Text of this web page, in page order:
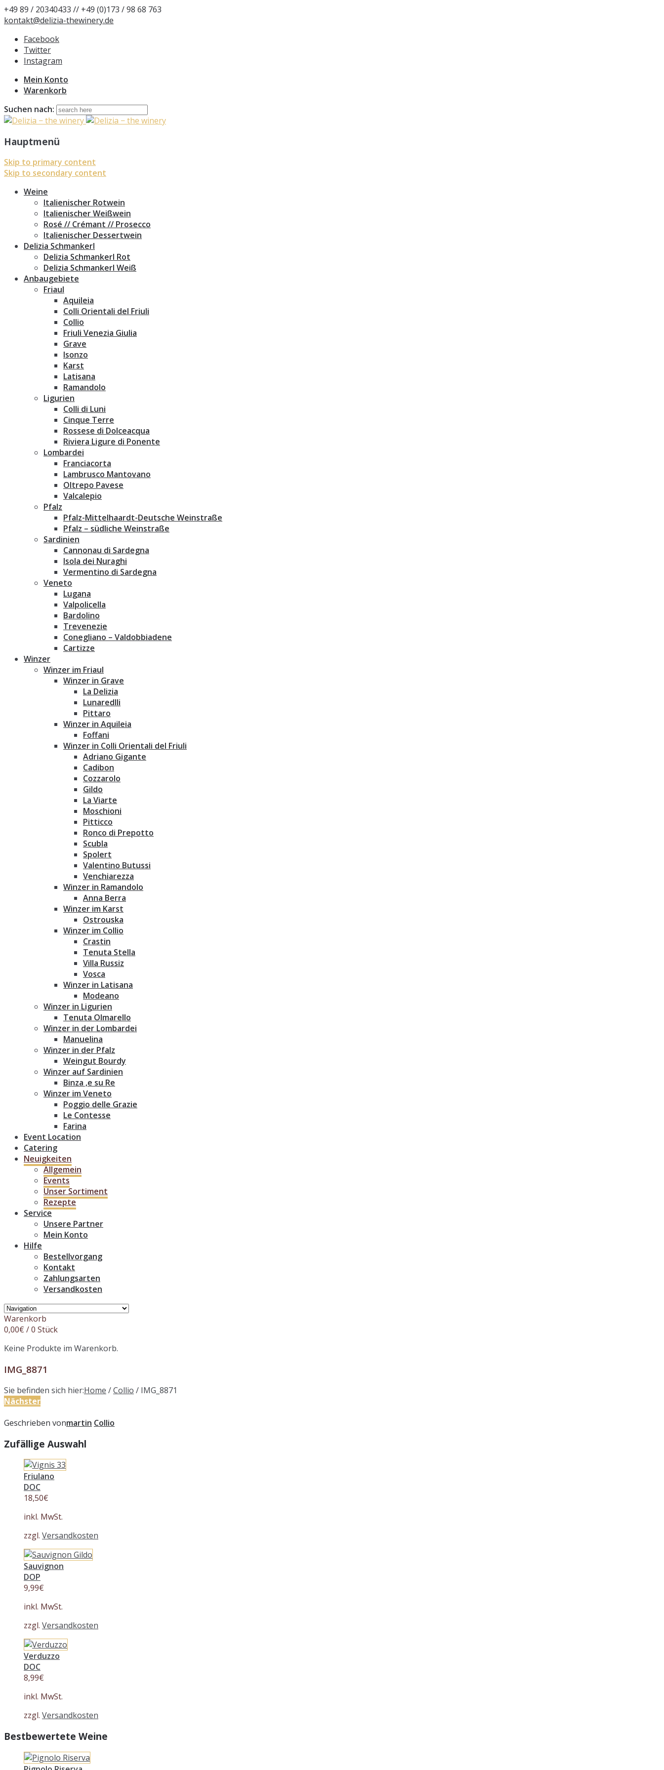
+49 89 / 20340433 // +49 (0)173 / 98 68 763
kontakt@delizia-thewinery.de
Facebook
Twitter
Instagram
Mein Konto
Warenkorb
Suchen nach:
Hauptmenü
Skip to primary content
Skip to secondary content
Weine
Italienischer Rotwein
Italienischer Weißwein
Rosé // Crémant // Prosecco
Italienischer Dessertwein
Delizia Schmankerl
Delizia Schmankerl Rot
Delizia Schmankerl Weiß
Anbaugebiete
Friaul
Aquileia
Colli Orientali del Friuli
Collio
Friuli Venezia Giulia
Grave
Isonzo
Karst
Latisana
Ramandolo
Ligurien
Colli di Luni
Cinque Terre
Rossese di Dolceacqua
Riviera Ligure di Ponente
Lombardei
Franciacorta
Lambrusco Mantovano
Oltrepo Pavese
Valcalepio
Pfalz
Pfalz-Mittelhaardt-Deutsche Weinstraße
Pfalz – südliche Weinstraße
Sardinien
Cannonau di Sardegna
Isola dei Nuraghi
Vermentino di Sardegna
Veneto
Lugana
Valpolicella
Bardolino
Trevenezie
Conegliano – Valdobbiadene
Cartizze
Winzer
Winzer im Friaul
Winzer in Grave
La Delizia
Lunaredlli
Pittaro
Winzer in Aquileia
Foffani
Winzer in Colli Orientali del Friuli
Adriano Gigante
Cadibon
Cozzarolo
Gildo
La Viarte
Moschioni
Pitticco
Ronco di Prepotto
Scubla
Spolert
Valentino Butussi
Venchiarezza
Winzer in Ramandolo
Anna Berra
Winzer im Karst
Ostrouska
Winzer im Collio
Crastin
Tenuta Stella
Villa Russiz
Vosca
Winzer in Latisana
Modeano
Winzer in Ligurien
Tenuta Olmarello
Winzer in der Lombardei
Manuelina
Winzer in der Pfalz
Weingut Bourdy
Winzer auf Sardinien
Binza ‚e su Re
Winzer im Veneto
Poggio delle Grazie
Le Contesse
Farina
Event Location
Catering
Neuigkeiten
Allgemein
Events
Unser Sortiment
Rezepte
Service
Unsere Partner
Mein Konto
Hilfe
Bestellvorgang
Kontakt
Zahlungsarten
Versandkosten
Warenkorb
0,00€ / 0 Stück
Keine Produkte im Warenkorb.
IMG_8871
Sie befinden sich hier:Home /Collio / IMG_8871
Nächster
Geschrieben vonmartin Collio
Zufällige Auswahl
Friulano
DOC
18,50€
inkl. MwSt.
zzgl. Versandkosten
Sauvignon
DOP
9,99€
inkl. MwSt.
zzgl. Versandkosten
Verduzzo
DOC
8,99€
inkl. MwSt.
zzgl. Versandkosten
Bestbewertete Weine